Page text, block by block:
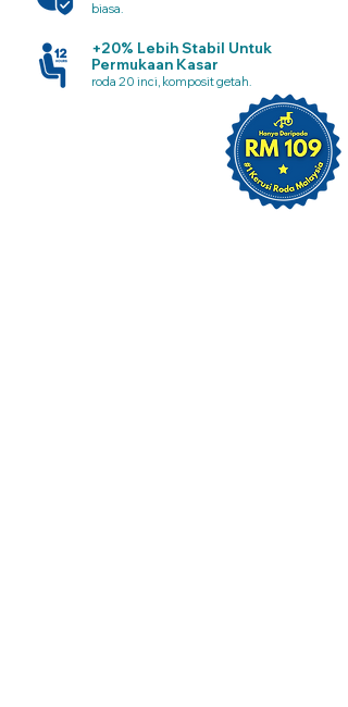
biasa.
+20% Lebih Stabil Untuk
Permukaan Kasar
roda 20 inci, komposit getah.